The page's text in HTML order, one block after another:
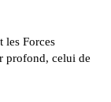
les Forces
profond, celui de